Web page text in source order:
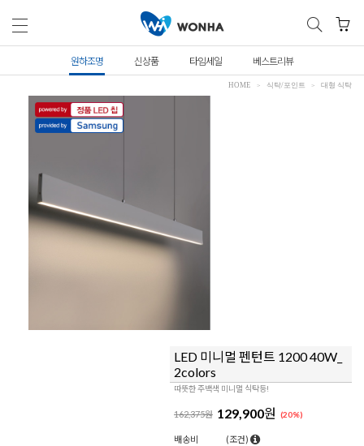
원하조명 신상품 타임세일 베스트리뷰
HOME 식탁/포인트 대형 식탁
LED 미니멀 펜턴트 1200 40W_
2colors
따뜻한 주백색 미니멀 식탁등!
162,375원 129,900원 (20%)
배송비 (조건)